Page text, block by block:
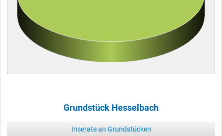
Grundstück Hesselbach
Inserate an Grundstücken